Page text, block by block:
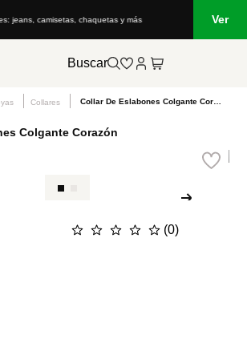
jeans, camisetas, chaquetas y más Ver
Buscar
Collares
Colgante Corazón
☆ ☆ ☆ ☆ ☆ (0)